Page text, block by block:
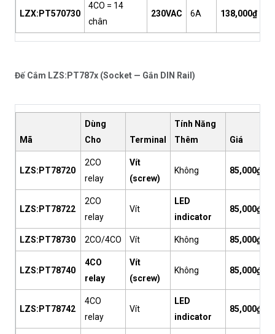
LZX:PT570730
4CO = 14
chân
230VAC 6A 138,000₫
Đế Cắm LZS:PT787x (Socket — Gắn DIN Rail)
Mã
Dùng
Cho
Terminal
Tính Năng
Thêm
Giá
LZS:PT78720
2CO
relay
Vít
(screw)
Không 85,000₫
LZS:PT78722
2CO
relay
Vít
LED
indicator
85,000₫
LZS:PT78730 2CO/4CO Vít Không 85,000₫
LZS:PT78740
4CO
relay
Vít
(screw)
Không 85,000₫
LZS:PT78742
4CO
relay
Vít
LED
indicator
85,000₫